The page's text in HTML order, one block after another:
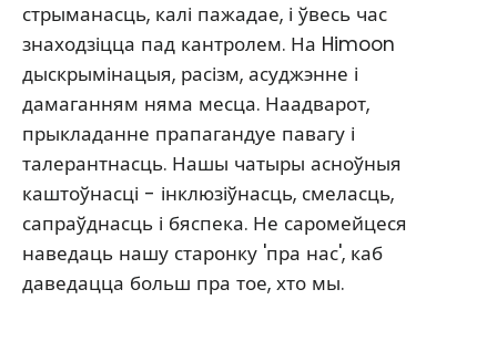
стрыманасць, калі пажадае, і ўвесь час
знаходзіцца пад кантролем. На Himoon
дыскрымінацыя, расізм, асуджэнне і
дамаганням няма месца. Наадварот,
прыкладанне прапагандуе павагу і
талерантнасць. Нашы чатыры асноўныя
каштоўнасці - інклюзіўнасць, смеласць,
сапраўднасць і бяспека. Не саромейцеся
наведаць нашу старонку 'пра нас', каб
даведацца больш пра тое, хто мы.